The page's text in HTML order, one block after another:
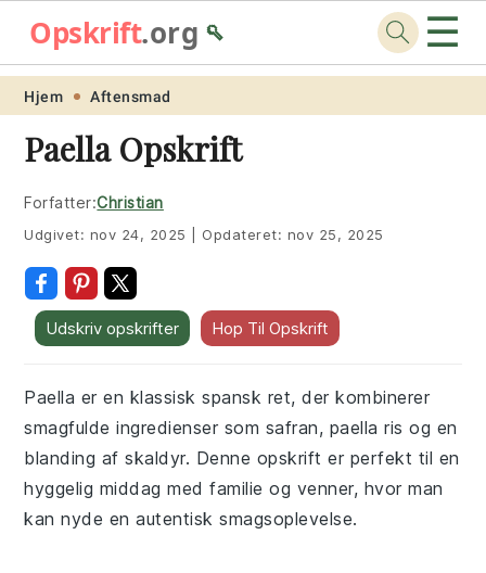
Skip
primary
navigation
Skip
main
content
Skip
primary
sidebar
Skip
footer
Opskrift.org🥄 ☰
Hjem Aftensmad
Paella Opskrift
Forfatter:Christian
Udgivet: nov 24, 2025 Opdateret: nov 25, 2025
Udskriv opskrifter Hop Til Opskrift
Paella er en klassisk spansk ret, der kombinerer
smagfulde ingredienser som safran, paella ris og en
blanding af skaldyr. Denne opskrift er perfekt til en
hyggelig middag med familie og venner, hvor man
kan nyde en autentisk smagsoplevelse.